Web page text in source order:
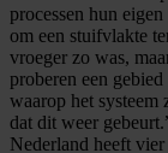
processen hun
om een stuifvlakte
vroeger zo was,
proberen een
waarop het systeem
dat dit weer
Nederland heeft